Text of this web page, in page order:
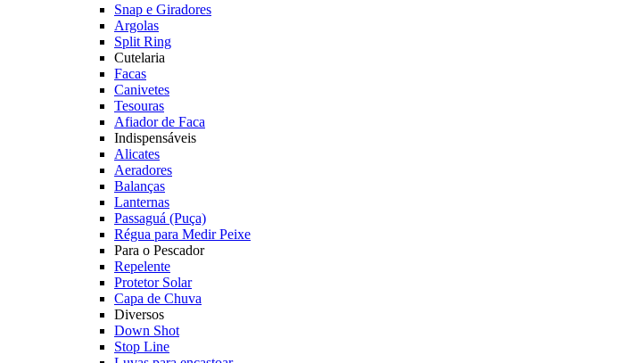
Snap e Giradores
Argolas
Split Ring
Cutelaria
Facas
Canivetes
Tesouras
Afiador de Faca
Indispensáveis
Alicates
Aeradores
Balanças
Lanternas
Passaguá (Puça)
Régua para Medir Peixe
Para o Pescador
Repelente
Protetor Solar
Capa de Chuva
Diversos
Down Shot
Stop Line